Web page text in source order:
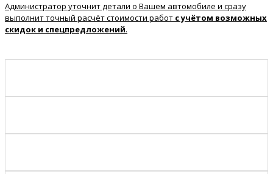
Администратор уточнит детали о Вашем автомобиле и сразу
выполнит точный расчёт стоимости работ с учётом возможных
скидок и спецпредложений.